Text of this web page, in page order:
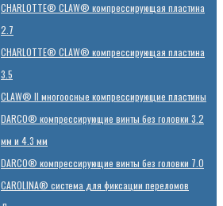
CHARLOTTE® CLAW® компрессирующая пластина
2.7
CHARLOTTE® CLAW® компрессирующая пластина
3.5
CLAW® II многоосные компрессирующие пластины
DARCO® компрессирующие винты без головки 3.2
мм и 4.3 мм
DARCO® компрессирующие винты без головки 7.0
CAROLINA® система для фиксации переломов